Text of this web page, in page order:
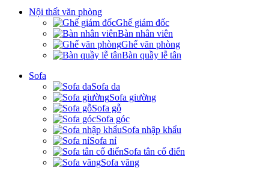
Nội thất văn phòng
Ghế giám đốc
Bàn nhân viên
Ghế văn phòng
Bàn quầy lễ tân
Sofa
Sofa da
Sofa giường
Sofa gỗ
Sofa góc
Sofa nhập khẩu
Sofa nỉ
Sofa tân cổ điển
Sofa văng